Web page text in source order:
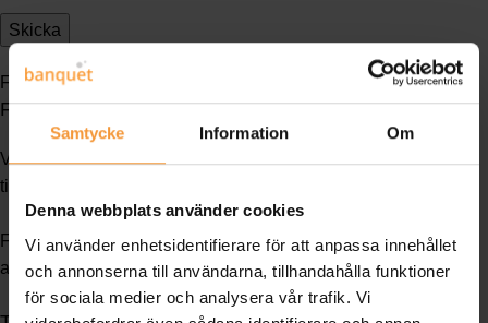
Samtycke Information Om
Denna webbplats använder cookies
Vi använder enhetsidentifierare för att anpassa innehållet
och annonserna till användarna, tillhandahålla funktioner
för sociala medier och analysera vår trafik. Vi
Frakt & Leverans
Frakt
Våra leveransvillkor är ex works (fritt fabrik). Fraktkostnad
tillkommer och är beräknad på varje enskild sändning.
För godsmottagare utan regelbundna öppettider tillkommer
avisering vilket fördröjer leveransen en extra dag.